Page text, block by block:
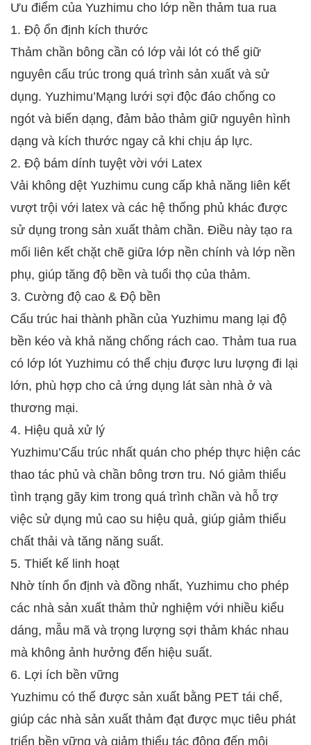
Ưu điểm của Yuzhimu cho lớp nền thảm tua rua
1. Độ ổn định kích thước
Thảm chần bông cần có lớp vải lót có thể giữ
nguyên cấu trúc trong quá trình sản xuất và sử
dụng. Yuzhimu’Mạng lưới sợi độc đáo chống co
ngót và biến dạng, đảm bảo thảm giữ nguyên hình
dạng và kích thước ngay cả khi chịu áp lực.
2. Độ bám dính tuyệt vời với Latex
Vải không dệt Yuzhimu cung cấp khả năng liên kết
vượt trội với latex và các hệ thống phủ khác được
sử dụng trong sản xuất thảm chần. Điều này tạo ra
mối liên kết chặt chẽ giữa lớp nền chính và lớp nền
phụ, giúp tăng độ bền và tuổi thọ của thảm.
3. Cường độ cao & Độ bền
Cấu trúc hai thành phần của Yuzhimu mang lại độ
bền kéo và khả năng chống rách cao. Thảm tua rua
có lớp lót Yuzhimu có thể chịu được lưu lượng đi lại
lớn, phù hợp cho cả ứng dụng lát sàn nhà ở và
thương mại.
4. Hiệu quả xử lý
Yuzhimu’Cấu trúc nhất quán cho phép thực hiện các
thao tác phủ và chần bông trơn tru. Nó giảm thiểu
tình trạng gãy kim trong quá trình chần và hỗ trợ
việc sử dụng mủ cao su hiệu quả, giúp giảm thiểu
chất thải và tăng năng suất.
5. Thiết kế linh hoạt
Nhờ tính ổn định và đồng nhất, Yuzhimu cho phép
các nhà sản xuất thảm thử nghiệm với nhiều kiểu
dáng, mẫu mã và trọng lượng sợi thảm khác nhau
mà không ảnh hưởng đến hiệu suất.
6. Lợi ích bền vững
Yuzhimu có thể được sản xuất bằng PET tái chế,
giúp các nhà sản xuất thảm đạt được mục tiêu phát
triển bền vững và giảm thiểu tác động đến môi